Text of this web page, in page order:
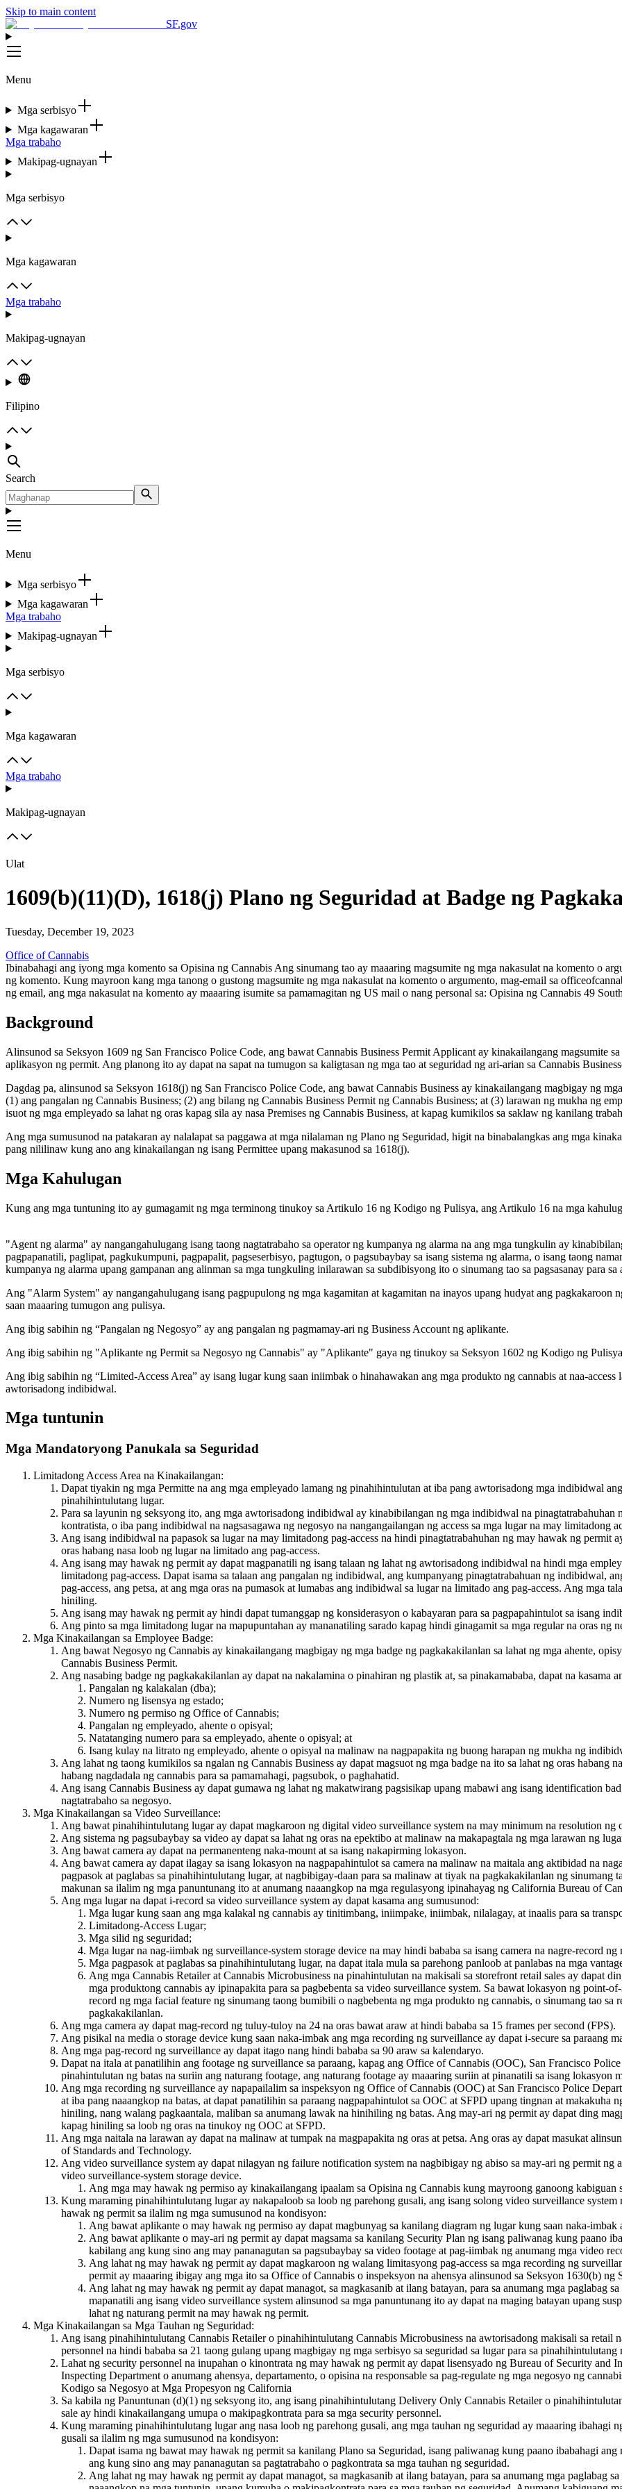
Skip to main content
SF.gov
Menu
Mga serbisyo
Mga kagawaran
Mga trabaho
Makipag-ugnayan
Mga serbisyo
Mga kagawaran
Mga trabaho
Makipag-ugnayan
Filipino
Search
Menu
Mga serbisyo
Mga kagawaran
Mga trabaho
Makipag-ugnayan
Mga serbisyo
Mga kagawaran
Mga trabaho
Makipag-ugnayan
Ulat
1609(b)(11)(D), 1618(j) Plano ng Seguridad at Badge ng
Tuesday, December 19, 2023
Office of Cannabis
Ibinabahagi ang iyong mga komento sa Opisina ng Cannabis Ang sinumang tao ay maaaring magsumite ng mga nakasulat na komento o
ng komento. Kung mayroon kang mga tanong o gustong magsumite ng mga nakasulat na komento o argumento, mag-email sa
ng email, ang mga nakasulat na komento ay maaaring isumite sa pamamagitan ng US mail o nang personal sa: Opisina ng Cannabis 49
Background
Alinsunod sa Seksyon 1609 ng San Francisco Police Code, ang bawat Cannabis Business Permit Applicant ay kinakailangang magsumite
aplikasyon ng permit. Ang planong ito ay dapat na sapat na tumugon sa kaligtasan ng mga tao at seguridad ng ari-arian sa Cannabis
Dagdag pa, alinsunod sa Seksyon 1618(j) ng San Francisco Police Code, ang bawat Cannabis Business ay kinakailangang magbigay ng
(1) ang pangalan ng Cannabis Business; (2) ang bilang ng Cannabis Business Permit ng Cannabis Business; at (3) larawan ng mukha ng
isuot ng mga empleyado sa lahat ng oras kapag sila ay nasa Premises ng Cannabis Business, at kapag kumikilos sa saklaw ng kanilang
Ang mga sumusunod na patakaran ay nalalapat sa paggawa at mga nilalaman ng Plano ng Seguridad, higit na binabalangkas ang mga
pang nililinaw kung ano ang kinakailangan ng isang Permittee upang makasunod sa 1618(j).
Mga Kahulugan
Kung ang mga tuntuning ito ay gumagamit ng mga terminong tinukoy sa Artikulo 16 ng Kodigo ng Pulisya, ang Artikulo 16 na mga
"Agent ng alarma" ay nangangahulugang isang taong nagtatrabaho sa operator ng kumpanya ng alarma na ang mga tungkulin ay
pagpapanatili, paglipat, pagkukumpuni, pagpapalit, pagseserbisyo, pagtugon, o pagsubaybay sa isang sistema ng alarma, o isang taong
kumpanya ng alarma upang gampanan ang alinman sa mga tungkuling inilarawan sa subdibisyong ito o sinumang tao sa pagsasanay para
Ang "Alarm System" ay nangangahulugang isang pagpupulong ng mga kagamitan at kagamitan na inayos upang hudyat ang pagkakaroon
saan maaaring tumugon ang pulisya.
Ang ibig sabihin ng “Pangalan ng Negosyo” ay ang pangalan ng pagmamay-ari ng Business Account ng aplikante.
Ang ibig sabihin ng "Aplikante ng Permit sa Negosyo ng Cannabis" ay "Aplikante" gaya ng tinukoy sa Seksyon 1602 ng Kodigo ng
Ang ibig sabihin ng “Limited-Access Area” ay isang lugar kung saan iniimbak o hinahawakan ang mga produkto ng cannabis at naa-
awtorisadong indibidwal.
Mga tuntunin
Mga Mandatoryong Panukala sa Seguridad
Limitadong Access Area na Kinakailangan:
Dapat tiyakin ng mga Permitte na ang mga empleyado lamang ng pinahihintulutan at iba pang awtorisadong mga indibidwal
pinahihintulutang lugar.
Para sa layunin ng seksyong ito, ang mga awtorisadong indibidwal ay kinabibilangan ng mga indibidwal na
kontratista, o iba pang indibidwal na nagsasagawa ng negosyo na nangangailangan ng access sa mga lugar na may limitadong
Ang isang indibidwal na papasok sa lugar na may limitadong pag-access na hindi pinagtatrabahuhan ng may hawak ng permit
oras habang nasa loob ng lugar na limitado ang pag-access.
Ang isang may hawak ng permit ay dapat magpanatili ng isang talaan ng lahat ng awtorisadong indibidwal na hindi mga
limitadong pag-access. Dapat isama sa talaan ang pangalan ng indibidwal, ang kumpanyang pinagtatrabahuan ng indibidwal,
pag-access, ang petsa, at ang mga oras na pumasok at lumabas ang indibidwal sa lugar na limitado ang pag-access. Ang mga
hiniling.
Ang isang may hawak ng permit ay hindi dapat tumanggap ng konsiderasyon o kabayaran para sa pagpapahintulot sa isang
Ang pinto sa mga limitadong lugar na mapupuntahan ay mananatiling sarado kapag hindi ginagamit sa mga regular na oras ng
Mga Kinakailangan sa Employee Badge:
Ang bawat Negosyo ng Cannabis ay kinakailangang magbigay ng mga badge ng pagkakakilanlan sa lahat ng mga ahente,
Cannabis Business Permit.
Ang nasabing badge ng pagkakakilanlan ay dapat na nakalamina o pinahiran ng plastik at, sa pinakamababa, dapat na kasama
Pangalan ng kalakalan (dba);
Numero ng lisensya ng estado;
Numero ng permiso ng Office of Cannabis;
Pangalan ng empleyado, ahente o opisyal;
Natatanging numero para sa empleyado, ahente o opisyal; at
Isang kulay na litrato ng empleyado, ahente o opisyal na malinaw na nagpapakita ng buong harapan ng mukha ng
Ang lahat ng taong kumikilos sa ngalan ng Cannabis Business ay dapat magsuot ng mga badge na ito sa lahat ng oras habang
habang nagdadala ng cannabis para sa pamamahagi, pagsubok, o paghahatid.
Ang isang Cannabis Business ay dapat gumawa ng lahat ng makatwirang pagsisikap upang mabawi ang isang identification
nagtatrabaho sa negosyo.
Mga Kinakailangan sa Video Surveillance:
Ang bawat pinahihintulutang lugar ay dapat magkaroon ng digital video surveillance system na may minimum na resolution ng
Ang sistema ng pagsubaybay sa video ay dapat sa lahat ng oras na epektibo at malinaw na makapagtala ng mga larawan ng
Ang bawat camera ay dapat na permanenteng naka-mount at sa isang nakapirming lokasyon.
Ang bawat camera ay dapat ilagay sa isang lokasyon na nagpapahintulot sa camera na malinaw na maitala ang aktibidad na
pagpasok at paglabas sa pinahihintulutang lugar, at nagbibigay-daan para sa malinaw at tiyak na pagkakakilanlan ng sinumang
makunan sa ilalim ng mga panuntunang ito at anumang naaangkop na mga regulasyong ipinahayag ng California Bureau of
Ang mga lugar na dapat i-record sa video surveillance system ay dapat kasama ang sumusunod:
Mga lugar kung saan ang mga kalakal ng cannabis ay tinitimbang, iniimpake, iniimbak, nilalagay, at inaalis para sa
Limitadong-Access Lugar;
Mga silid ng seguridad;
Mga lugar na nag-iimbak ng surveillance-system storage device na may hindi bababa sa isang camera na nagre-record
Mga pagpasok at paglabas sa pinahihintulutang lugar, na dapat itala mula sa parehong panloob at panlabas na mga
Ang mga Cannabis Retailer at Cannabis Microbusiness na pinahintulutan na makisali sa storefront retail sales ay dapat
mga produktong cannabis ay ipinapakita para sa pagbebenta sa video surveillance system. Sa bawat lokasyon ng point-
record ng mga facial feature ng sinumang taong bumibili o nagbebenta ng mga produkto ng cannabis, o sinumang tao sa
pagkakakilanlan.
Ang mga camera ay dapat mag-record ng tuluy-tuloy na 24 na oras bawat araw at hindi bababa sa 15 frames per second (FPS).
Ang pisikal na media o storage device kung saan naka-imbak ang mga recording ng surveillance ay dapat i-secure sa paraang
Ang mga pag-record ng surveillance ay dapat itago nang hindi bababa sa 90 araw sa kalendaryo.
Dapat na itala at panatilihin ang footage ng surveillance sa paraang, kapag ang Office of Cannabis (OOC), San Francisco
pinahintulutan ng batas na suriin ang naturang footage, ang naturang footage ay maaaring suriin at pinanatili sa isang lokasyon
Ang mga recording ng surveillance ay napapailalim sa inspeksyon ng Office of Cannabis (OOC) at San Francisco Police
at iba pang naaangkop na batas, at dapat panatilihin sa paraang nagpapahintulot sa OOC at SFPD upang tingnan at
hiniling, nang walang pagkaantala, maliban sa anumang lawak na hinihiling ng batas. Ang may-ari ng permit ay dapat ding
kapag hiniling sa loob ng oras na tinukoy ng OOC at SFPD.
Ang mga naitala na larawan ay dapat na malinaw at tumpak na magpapakita ng oras at petsa. Ang oras ay dapat masukat
of Standards and Technology.
Ang video surveillance system ay dapat nilagyan ng failure notification system na nagbibigay ng abiso sa may-ari ng permit ng
video surveillance-system storage device.
Ang mga may hawak ng permiso ay kinakailangang ipaalam sa Opisina ng Cannabis kung mayroong ganoong kabiguan
Kung maraming pinahihintulutang lugar ay nakapaloob sa loob ng parehong gusali, ang isang solong video surveillance
hawak ng permit sa ilalim ng mga sumusunod na kondisyon:
Ang bawat aplikante o may hawak ng permiso ay dapat magbunyag sa kanilang diagram ng lugar kung saan naka-
Ang bawat aplikante o may-ari ng permit ay dapat magsama sa kanilang Security Plan ng isang paliwanag kung paano
kabilang ang kung sino ang may pananagutan sa pagsubaybay sa video footage at pag-iimbak ng anumang mga video
Ang lahat ng may hawak ng permit ay dapat magkaroon ng walang limitasyong pag-access sa mga recording ng
permit ay maaaring ibigay ang mga ito sa Office of Cannabis o inspeksyon na ahensya alinsunod sa Seksyon 1630(b) ng
Ang lahat ng may hawak ng permit ay dapat managot, sa magkasanib at ilang batayan, para sa anumang mga paglabag
mapanatili ang isang video surveillance system alinsunod sa mga panuntunang ito ay dapat na maging batayan upang
lahat ng naturang permit na may hawak ng permit.
Mga Kinakailangan sa Mga Tauhan ng Seguridad:
Ang isang pinahihintulutang Cannabis Retailer o pinahihintulutang Cannabis Microbusiness na awtorisadong makisali sa retail
personnel na hindi bababa sa 21 taong gulang upang magbigay ng mga serbisyo sa seguridad sa lugar para sa
Lahat ng security personnel na inupahan o kinontrata ng may hawak ng permit ay dapat lisensyado ng Bureau of Security and
Inspecting Department o anumang ahensya, departamento, o opisina na responsable sa pag-regulate ng mga negosyo ng
Kodigo sa Negosyo at Mga Propesyon ng California
Sa kabila ng Panuntunan (d)(1) ng seksyong ito, ang isang pinahihintulutang Delivery Only Cannabis Retailer o
sale ay hindi kinakailangang umupa o makipagkontrata para sa mga security personnel.
Kung maraming pinahihintulutang lugar ang nasa loob ng parehong gusali, ang mga tauhan ng seguridad ay maaaring ibahagi
gusali sa ilalim ng mga sumusunod na kondisyon:
Dapat isama ng bawat may hawak ng permit sa kanilang Plano sa Seguridad, isang paliwanag kung paano ibabahagi
ang kung sino ang may pananagutan sa pagtatrabaho o pagkontrata sa mga tauhan ng seguridad.
Ang lahat ng may hawak ng permit ay dapat managot, sa magkasanib at ilang batayan, para sa anumang mga paglabag